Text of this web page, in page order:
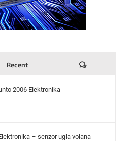
Recent Komentari
2006 Elektronika
– senzor ugla volana